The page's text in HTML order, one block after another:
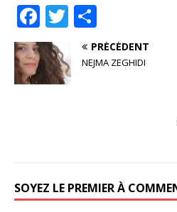
F
a
c
e
T
w
it
te
ar
ta
PRÉCÉDENT
NEJMA ZEGHIDI
SOYEZ LE PREMIER À